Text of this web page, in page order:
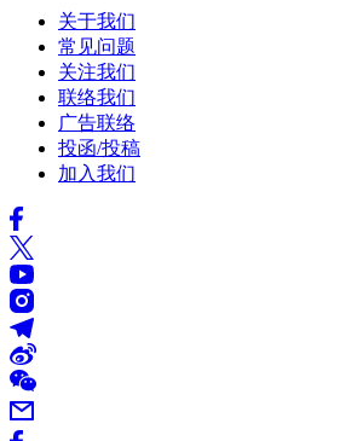
关于我们
常见问题
关注我们
联络我们
广告联络
投函/投稿
加入我们